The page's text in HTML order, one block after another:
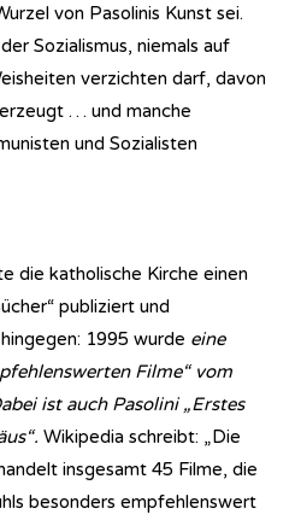
von Pasolinis Kunst sei.
Sozialismus, niemals auf
verzichten darf, davon
… und manche
und Sozialisten
die katholische Kirche einen
publiziert und
1995 wurde eine
Filme“ vom
ist auch Pasolini „Erstes
Wikipedia schreibt: „Die
insgesamt 45 Filme, die
besonders empfehlenswert